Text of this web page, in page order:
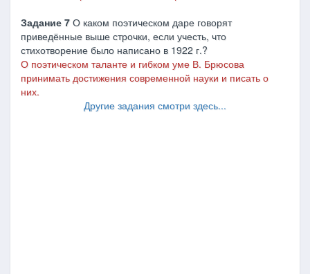
Задание 7 О каком поэтическом даре говорят
приведённые выше строчки, если учесть, что
стихотворение было написано в 1922 г.?
О поэтическом таланте и гибком уме В. Брюсова
принимать достижения современной науки и писать о
них.
Другие задания смотри здесь...